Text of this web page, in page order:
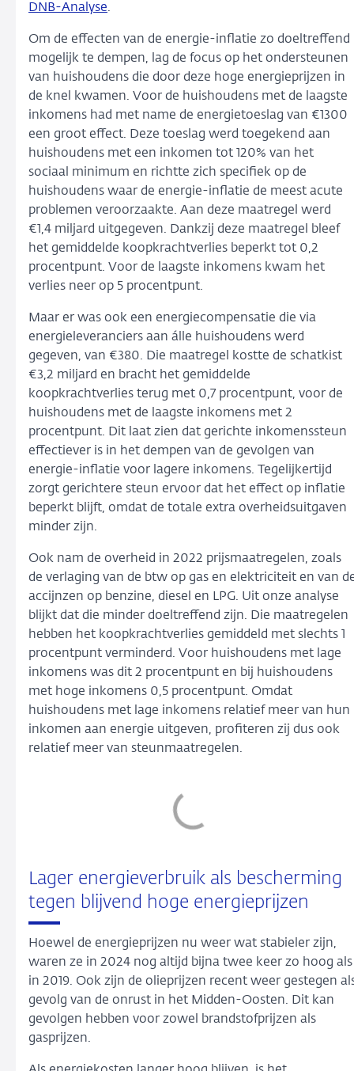
DNB-Analyse.
Om de effecten van de energie-inflatie zo doeltreffend
mogelijk te dempen, lag de focus op het ondersteunen
van huishoudens die door deze hoge energieprijzen in
de knel kwamen. Voor de huishoudens met de laagste
inkomens had met name de energietoeslag van €1300
een groot effect. Deze toeslag werd toegekend aan
huishoudens met een inkomen tot 120% van het
sociaal minimum en richtte zich specifiek op de
huishoudens waar de energie-inflatie de meest acute
problemen veroorzaakte. Aan deze maatregel werd
€1,4 miljard uitgegeven. Dankzij deze maatregel bleef
het gemiddelde koopkrachtverlies beperkt tot 0,2
procentpunt. Voor de laagste inkomens kwam het
verlies neer op 5 procentpunt.
Maar er was ook een energiecompensatie die via
energieleveranciers aan álle huishoudens werd
gegeven, van €380. Die maatregel kostte de schatkist
€3,2 miljard en bracht het gemiddelde
koopkrachtverlies terug met 0,7 procentpunt, voor de
huishoudens met de laagste inkomens met 2
procentpunt. Dit laat zien dat gerichte inkomenssteun
effectiever is in het dempen van de gevolgen van
energie-inflatie voor lagere inkomens. Tegelijkertijd
zorgt gerichtere steun ervoor dat het effect op inflatie
beperkt blijft, omdat de totale extra overheidsuitgaven
minder zijn.
Ook nam de overheid in 2022 prijsmaatregelen, zoals
de verlaging van de btw op gas en elektriciteit en van
accijnzen op benzine, diesel en LPG. Uit onze analyse
blijkt dat die minder doeltreffend zijn. Die maatregelen
hebben het koopkrachtverlies gemiddeld met slechts 1
procentpunt verminderd. Voor huishoudens met lage
inkomens was dit 2 procentpunt en bij huishoudens
met hoge inkomens 0,5 procentpunt. Omdat
huishoudens met lage inkomens relatief meer van hun
inkomen aan energie uitgeven, profiteren zij dus ook
relatief meer van steunmaatregelen.
Lager energieverbruik als bescherming
tegen blijvend hoge energieprijzen
Hoewel de energieprijzen nu weer wat stabieler zijn,
waren ze in 2024 nog altijd bijna twee keer zo hoog als
in 2019. Ook zijn de olieprijzen recent weer gestegen
gevolg van de onrust in het Midden-Oosten. Dit kan
gevolgen hebben voor zowel brandstofprijzen als
gasprijzen.